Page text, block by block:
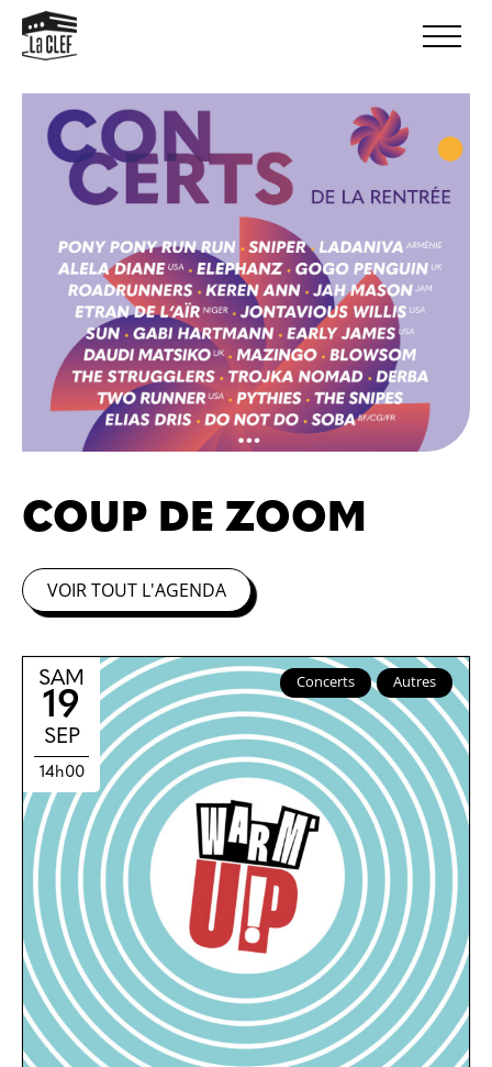
COUP DE ZOOM
VOIR TOUT L'AGENDA
SAM
19
SEP
14h00
Concerts Autres